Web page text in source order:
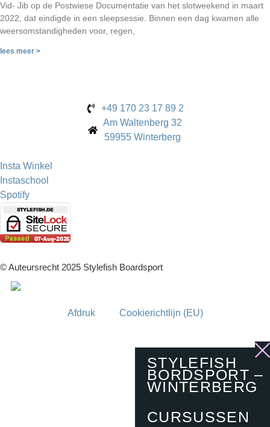
Vid- Jib op de Postwiese Documentatie van het slotweekend in maart
2022, dat eindigde in een sleepsessie. Binnen een dag kwamen alle
weersomstandigheden voor, regen,
lees meer >
+49 170 23 17 89 2
Am Waltenberg 32
59955 Winterberg
Insta Winkel
Instaschool
Spotify
© Auteursrecht 2025 Stylefish Boardsport
Afdruk Cookierichtlijn (EU)
STYLEFISH
BORDSPORT –
WINTERBERG
CURSUSSEN